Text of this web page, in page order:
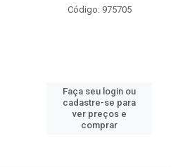
Código: 961997
Faça seu login ou
cadastre-se para
ver preços e
comprar